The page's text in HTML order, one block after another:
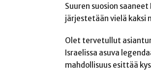
Suuren suosion
järjestetään vielä kaksi
Olet tervetullut
Israelissa asuva
mahdollisuus esittää